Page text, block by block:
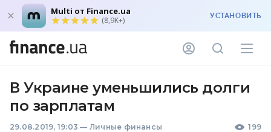
Multi от Finance.ua
(8,9K+) УСТАНОВИТЬ
В Украине уменьшились долги
по зарплатам
29.08.2019, 19:03 — Личные финансы 199